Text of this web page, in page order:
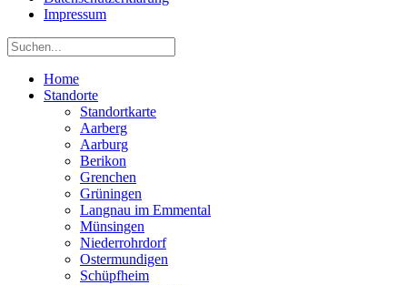
Impressum
Home
Standorte
Standortkarte
Aarberg
Aarburg
Berikon
Grenchen
Grüningen
Langnau im Emmental
Münsingen
Niederrohrdorf
Ostermundigen
Schüpfheim